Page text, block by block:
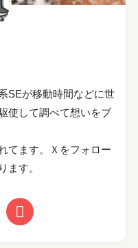
SEが移動時間などに世
使して調べて想いをブ
てます。Ｘをフォロー
ます。